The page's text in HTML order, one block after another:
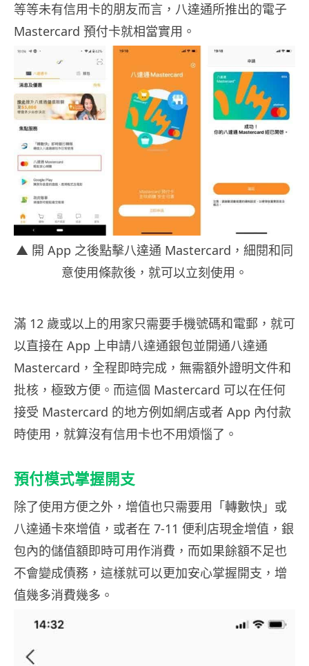
等等未有信用卡的朋友而言，八達通所推出的電子
Mastercard 預付卡就相當實用。
▲ 開 App 之後點擊八達通 Mastercard，細閱和同
意使用條款後，就可以立刻使用。
滿 12 歲或以上的用家只需要手機號碼和電郵，就可
以直接在 App 上申請八達通銀包並開通八達通
Mastercard，全程即時完成，無需額外證明文件和
批核，極致方便。而這個 Mastercard 可以在任何
接受 Mastercard 的地方例如網店或者 App 內付款
時使用，就算沒有信用卡也不用煩惱了。
預付模式掌握開支
除了使用方便之外，增值也只需要用「轉數快」或
八達通卡來增值，或者在 7-11 便利店現金增值，銀
包內的儲值額即時可用作消費，而如果餘額不足也
不會變成債務，這樣就可以更加安心掌握開支，增
值幾多消費幾多。